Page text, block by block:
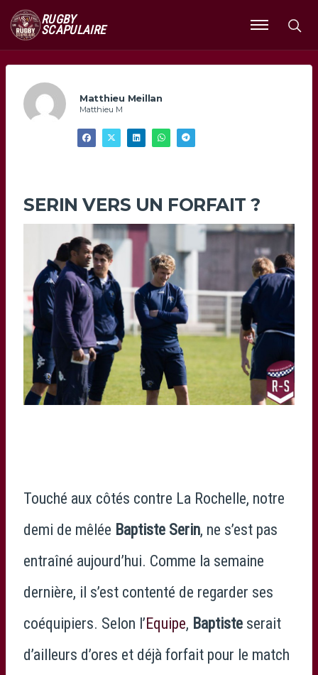
RUGBY
SCAPULAIRE
Ouvrir
le
Matthieu Meillan
Matthieu M
SERIN VERS UN FORFAIT ?
Touché aux côtés contre La Rochelle, notre
demi de mêlée Baptiste Serin, ne s’est pas
entraîné aujourd’hui. Comme la semaine
dernière, il s’est contenté de regarder ses
coéquipiers. Selon l’Equipe, Baptiste serait
d’ailleurs d’ores et déjà forfait pour le match